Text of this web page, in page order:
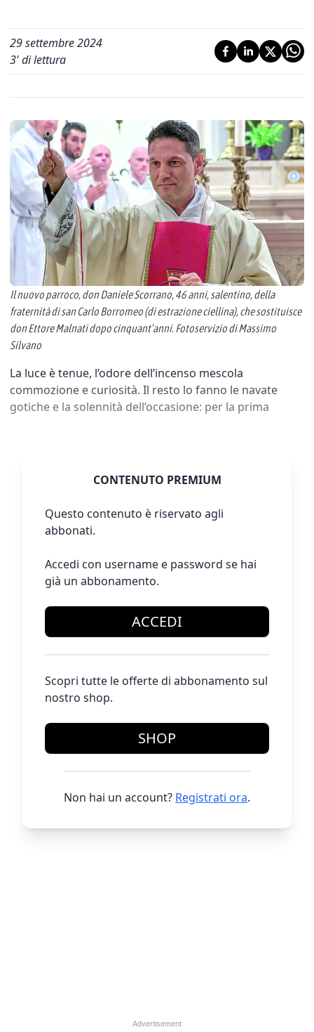
29 settembre 2024
3' di lettura
Il nuovo parroco, don Daniele Scorrano, 46 anni, salentino, della
fraternità di san Carlo Borromeo (di estrazione ciellina), che sostituisce
don Ettore Malnati dopo cinquant’anni. Fotoservizio di Massimo
Silvano
La luce è tenue, l’odore dell’incenso mescola
commozione e curiosità. Il resto lo fanno le navate
gotiche e la solennità dell’occasione: per la prima
CONTENUTO PREMIUM
Questo contenuto è riservato agli
abbonati.
Accedi con username e password se hai
già un abbonamento.
ACCEDI
Scopri tutte le offerte di abbonamento sul
nostro shop.
SHOP
Non hai un account? Registrati ora.